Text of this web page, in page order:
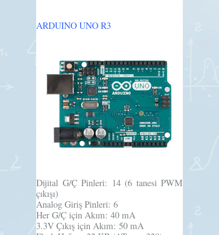
ARDUINO UNO R3
Dijital G/Ç Pinleri: 14 (6 tanesi PWM
çıkışı)
Analog Giriş Pinleri: 6
Her G/Ç için Akım: 40 mA
3.3V Çıkış için Akım: 50 mA